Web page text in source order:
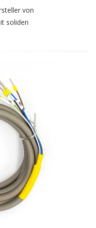
von
soliden